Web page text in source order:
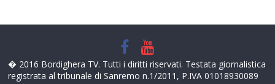
� 2016 Bordighera TV. Tutti i diritti riservati. Testata giornalistica
registrata al tribunale di Sanremo n.1/2011, P.IVA 01018930089